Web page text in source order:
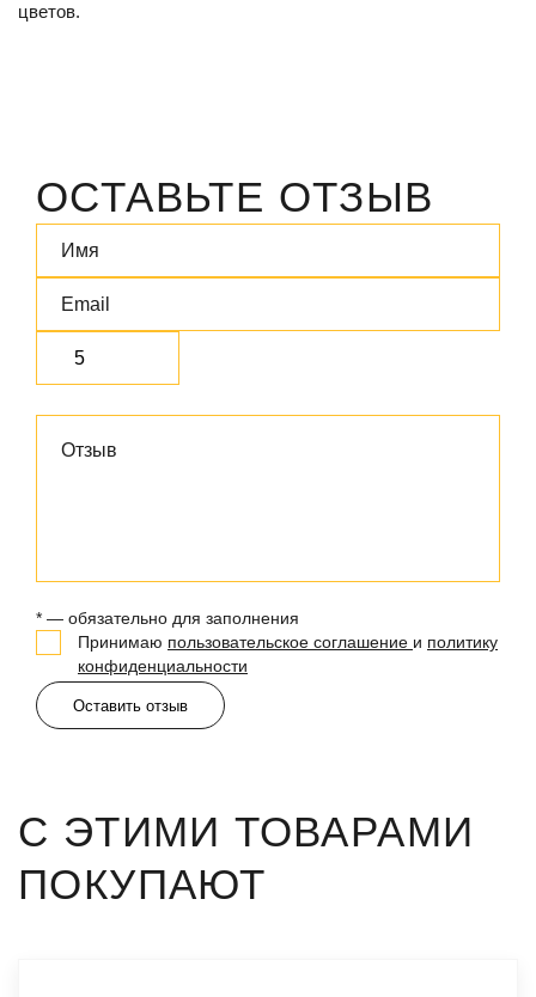
цветов.
ОСТАВЬТЕ ОТЗЫВ
* — обязательно для заполнения
Принимаю пользовательское соглашение и политику
конфиденциальности
Оставить отзыв
С ЭТИМИ ТОВАРАМИ
ПОКУПАЮТ